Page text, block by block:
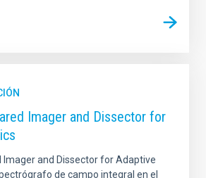
Imager and Dissector for
Imager and Dissector for Adaptive
de campo integral en el